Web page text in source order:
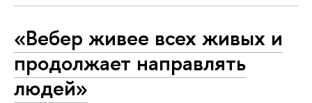
«Вебер живее всех живых и
продолжает направлять
людей»